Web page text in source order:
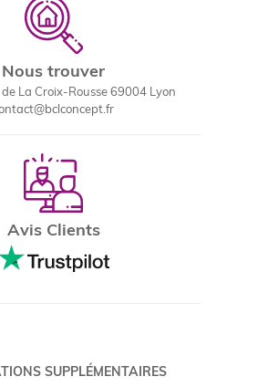
Nous trouver
La Croix-Rousse 69004 Lyon
Avis Clients
SUPPLÉMENTAIRES